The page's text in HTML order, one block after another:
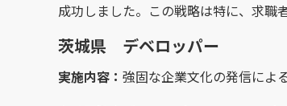
成功しました。この戦略は特に、求職
茨城県 デベロッパー
実施内容： 強固な企業文化の発信によ